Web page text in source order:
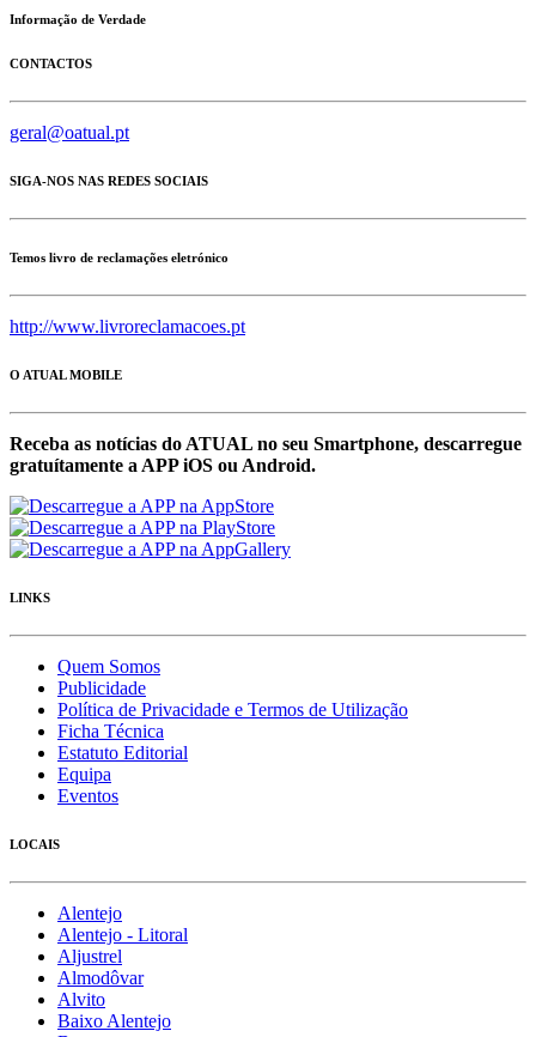
Informação de Verdade
CONTACTOS
geral@oatual.pt
SIGA-NOS NAS REDES SOCIAIS
Temos livro de reclamações eletrónico
http://www.livroreclamacoes.pt
O ATUAL MOBILE
Receba as notícias do ATUAL no seu Smartphone, descarregue
gratuítamente a APP iOS ou Android.
LINKS
Quem Somos
Publicidade
Política de Privacidade e Termos de Utilização
Ficha Técnica
Estatuto Editorial
Equipa
Eventos
LOCAIS
Alentejo
Alentejo - Litoral
Aljustrel
Almodôvar
Alvito
Baixo Alentejo